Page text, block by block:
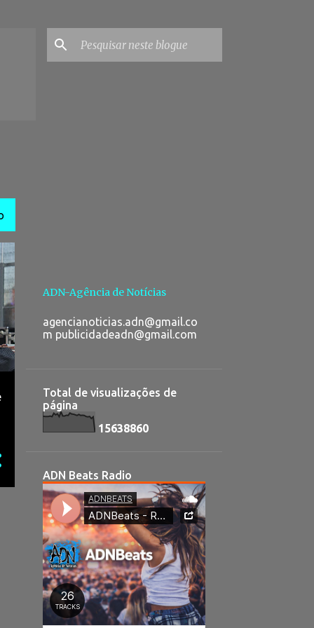
ADN-Agência de Notícias
agencianoticias.adn@gmail.co
m publicidadeadn@gmail.com
Total de visualizações de
página
1 5638860
ADN Beats Radio